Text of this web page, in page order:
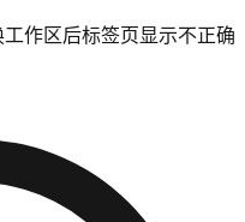
作区后标签页显示不正确